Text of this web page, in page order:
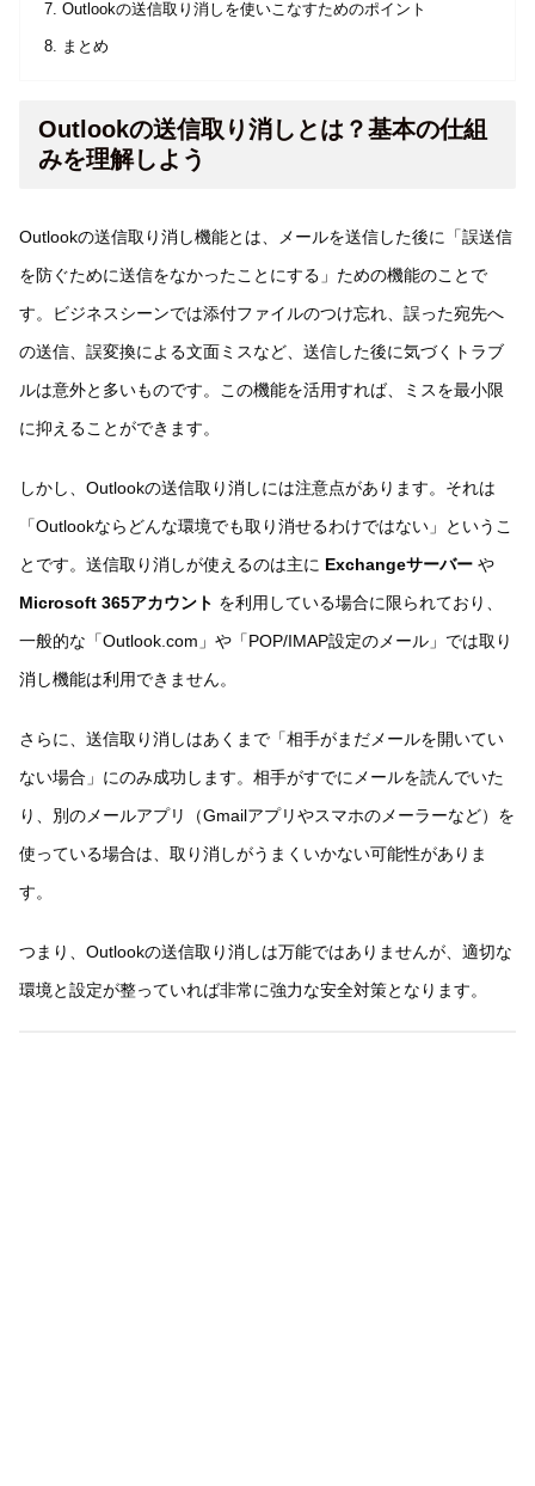
Outlookの送信取り消しを使いこなすためのポイント
まとめ
Outlookの送信取り消しとは？基本の仕組
みを理解しよう
Outlookの送信取り消し機能とは、メールを送信した後に「誤送信
を防ぐために送信をなかったことにする」ための機能のことで
す。ビジネスシーンでは添付ファイルのつけ忘れ、誤った宛先へ
の送信、誤変換による文面ミスなど、送信した後に気づくトラブ
ルは意外と多いものです。この機能を活用すれば、ミスを最小限
に抑えることができます。
しかし、Outlookの送信取り消しには注意点があります。それは
「Outlookならどんな環境でも取り消せるわけではない」というこ
とです。送信取り消しが使えるのは主に Exchangeサーバー や
Microsoft 365アカウント を利用している場合に限られており、
一般的な「Outlook.com」や「POP/IMAP設定のメール」では取り
消し機能は利用できません。
さらに、送信取り消しはあくまで「相手がまだメールを開いてい
ない場合」にのみ成功します。相手がすでにメールを読んでいた
り、別のメールアプリ（Gmailアプリやスマホのメーラーなど）を
使っている場合は、取り消しがうまくいかない可能性がありま
す。
つまり、Outlookの送信取り消しは万能ではありませんが、適切な
環境と設定が整っていれば非常に強力な安全対策となります。